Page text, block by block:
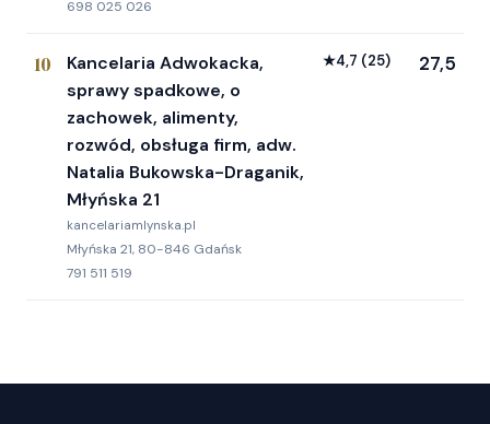
698 025 026
10
Kancelaria Adwokacka,
sprawy spadkowe, o
zachowek, alimenty,
rozwód, obsługa firm, adw.
Natalia Bukowska-Draganik,
Młyńska 21
kancelariamlynska.pl
Młyńska 21, 80-846 Gdańsk
791 511 519
★4,7 (25) 27,5